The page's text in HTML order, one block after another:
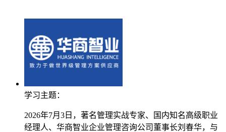
学习主题：
2026年7月3日，著名管理实战专家、国内知名高级职业
经理人、华商智业企业管理咨询公司董事长刘春华，与